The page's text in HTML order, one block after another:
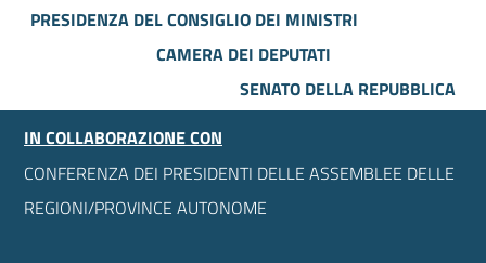
PRESIDENZA DEL CONSIGLIO DEI MINISTRI
CAMERA DEI DEPUTATI
SENATO DELLA REPUBBLICA
IN COLLABORAZIONE CON
CONFERENZA DEI PRESIDENTI DELLE ASSEMBLEE DELLE
REGIONI/PROVINCE AUTONOME